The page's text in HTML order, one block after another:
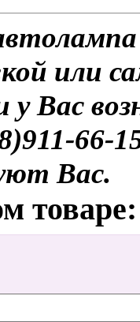
или
у Вас
Вас.
товаре: